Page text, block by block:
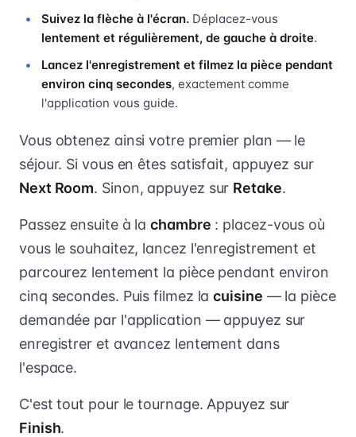
Suivez la flèche à l'écran. Déplacez-vous
lentement et régulièrement, de gauche à droite.
Lancez l'enregistrement et filmez la pièce pendant
environ cinq secondes, exactement comme
l'application vous guide.
Vous obtenez ainsi votre premier plan — le
séjour. Si vous en êtes satisfait, appuyez sur
Next Room. Sinon, appuyez sur Retake.
Passez ensuite à lachambre : placez-vous où
vous le souhaitez, lancez l'enregistrement et
parcourez lentement la pièce pendant environ
cinq secondes. Puis filmez lacuisine — la pièce
demandée par l'application — appuyez sur
enregistrer et avancez lentement dans
l'espace.
C'est tout pour le tournage. Appuyez sur
Finish.